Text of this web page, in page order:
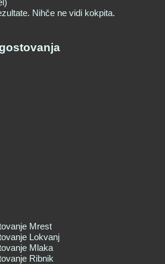
Nihče ne vidi kokpita.
Mrest
Lokvanj
Mlaka
Ribnik